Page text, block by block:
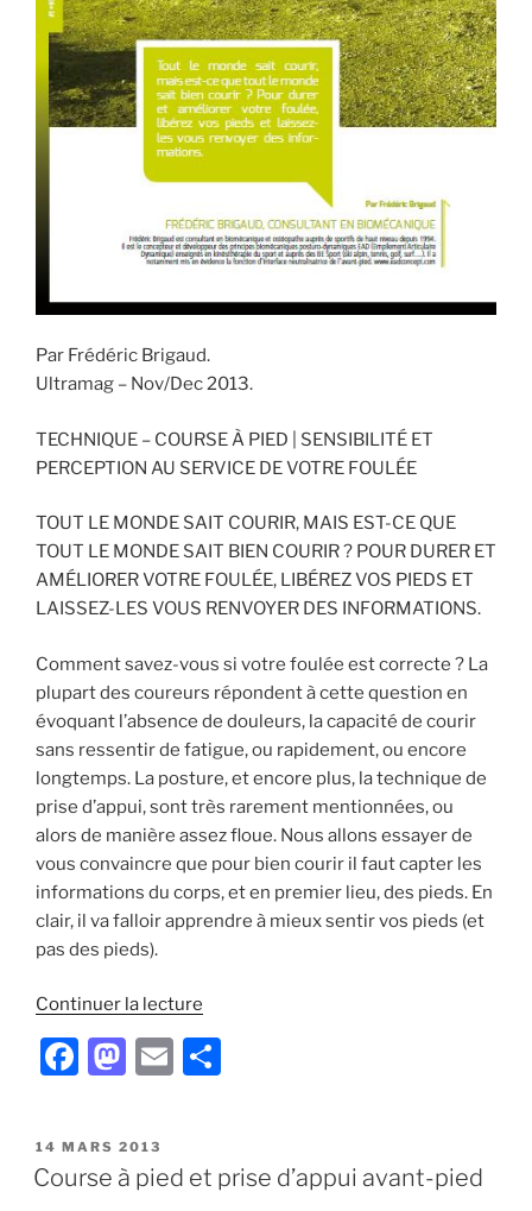
Par Frédéric Brigaud.
Ultramag – Nov/Dec 2013.
TECHNIQUE – COURSE À PIED | SENSIBILITÉ ET
PERCEPTION AU SERVICE DE VOTRE FOULÉE
TOUT LE MONDE SAIT COURIR, MAIS EST-CE QUE
TOUT LE MONDE SAIT BIEN COURIR ? POUR DURER ET
AMÉLIORER VOTRE FOULÉE, LIBÉREZ VOS PIEDS ET
LAISSEZ-LES VOUS RENVOYER DES INFORMATIONS.
Comment savez-vous si votre foulée est correcte ? La
plupart des coureurs répondent à cette question en
évoquant l’absence de douleurs, la capacité de courir
sans ressentir de fatigue, ou rapidement, ou encore
longtemps. La posture, et encore plus, la technique de
prise d’appui, sont très rarement mentionnées, ou
alors de manière assez floue. Nous allons essayer de
vous convaincre que pour bien courir il faut capter les
informations du corps, et en premier lieu, des pieds. En
clair, il va falloir apprendre à mieux sentir vos pieds (et
pas des pieds).
Continuer la lecture
vos
courir »
F
c
e
M
st
o
E
l
g
PUBLIÉ
LE
14 MARS 2013
Course à pied et prise d’appui avant-pied